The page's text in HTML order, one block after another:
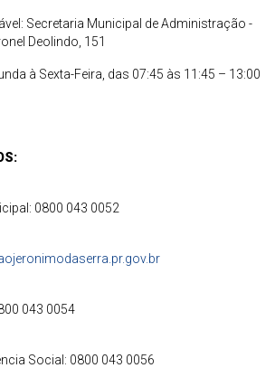
Secretaria Municipal de Administração -
Coronel Deolindo, 151
à Sexta-Feira, das 07:45 às 11:45 – 13:00
Municipal: 0800 043 0052
Sus: 0800 043 0054
Social: 0800 043 0056